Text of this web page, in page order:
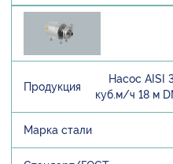
Насос AISI
куб.м/ч 18 м